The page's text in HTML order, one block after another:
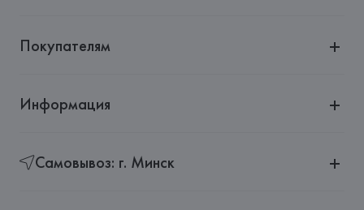
Покупателям
Информация
Самовывоз: г. Минск